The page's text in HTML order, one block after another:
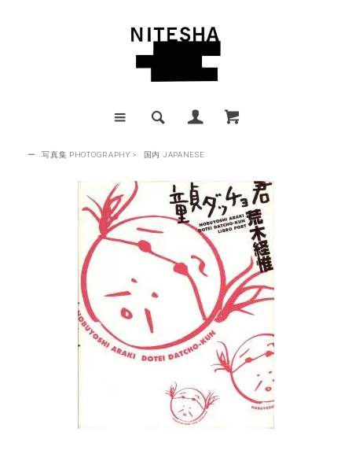
ー 写真集 PHOTOGRAPHY > 国内 JAPANESE